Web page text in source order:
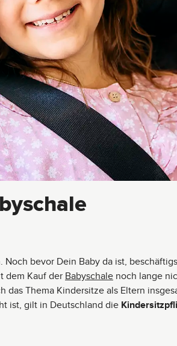
bevor Dein Baby da ist,
dem Kauf der Babyschale noch lange
Thema Kindersitze als Eltern
ist, gilt in Deutschland die